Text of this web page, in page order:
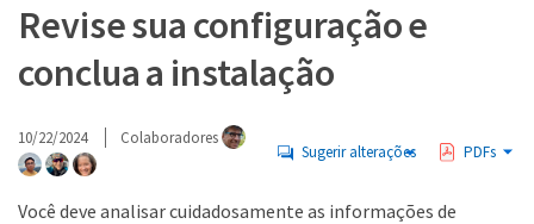
Revise sua configuração e
conclua a instalação
10/22/2024 Colaboradores
Sugerir alterações PDFs
Você deve analisar cuidadosamente as informações de